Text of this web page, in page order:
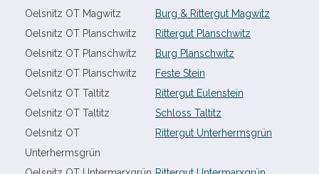
Oelsnitz OT Magwitz
Burg & Rittergut Magwitz
Oelsnitz OT Planschwitz
Rittergut Planschwitz
Oelsnitz OT Planschwitz
Burg Planschwitz
Oelsnitz OT Planschwitz
Feste Stein
Oelsnitz OT Taltitz
Rittergut Eulenstein
Oelsnitz OT Taltitz
Schloss Taltitz
Oelsnitz OT
Unterhermsgrün
Rittergut Unterhermsgrün